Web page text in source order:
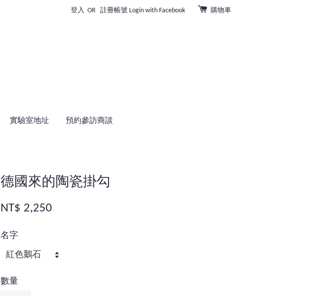
登入 OR 註冊帳號 Login with Facebook 購物車
實驗室地址 預約參訪商談
德國來的陶瓷掛勾
NT$ 2,250
名字
數量